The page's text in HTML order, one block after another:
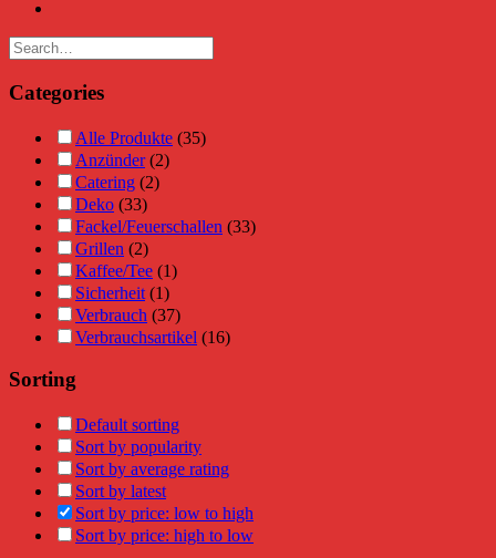
Categories
Alle Produkte (35)
Anzünder (2)
Catering (2)
Deko (33)
Fackel/Feuerschallen (33)
Grillen (2)
Kaffee/Tee (1)
Sicherheit (1)
Verbrauch (37)
Verbrauchsartikel (16)
Sorting
Default sorting
Sort by popularity
Sort by average rating
Sort by latest
Sort by price: low to high
Sort by price: high to low